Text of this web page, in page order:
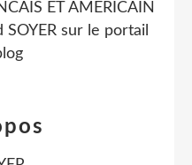
ET AMERICAIN
SOYER sur le portail